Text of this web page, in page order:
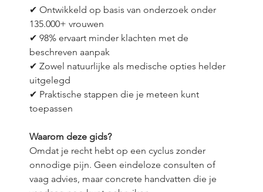
✔ Ontwikkeld op basis van onderzoek onder
135.000+ vrouwen
✔ 98% ervaart minder klachten met de
beschreven aanpak
✔ Zowel natuurlijke als medische opties helder
uitgelegd
✔ Praktische stappen die je meteen kunt
toepassen
Waarom deze gids?
Omdat je recht hebt op een cyclus zonder
onnodige pijn. Geen eindeloze consulten of
vaag advies, maar concrete handvatten die je